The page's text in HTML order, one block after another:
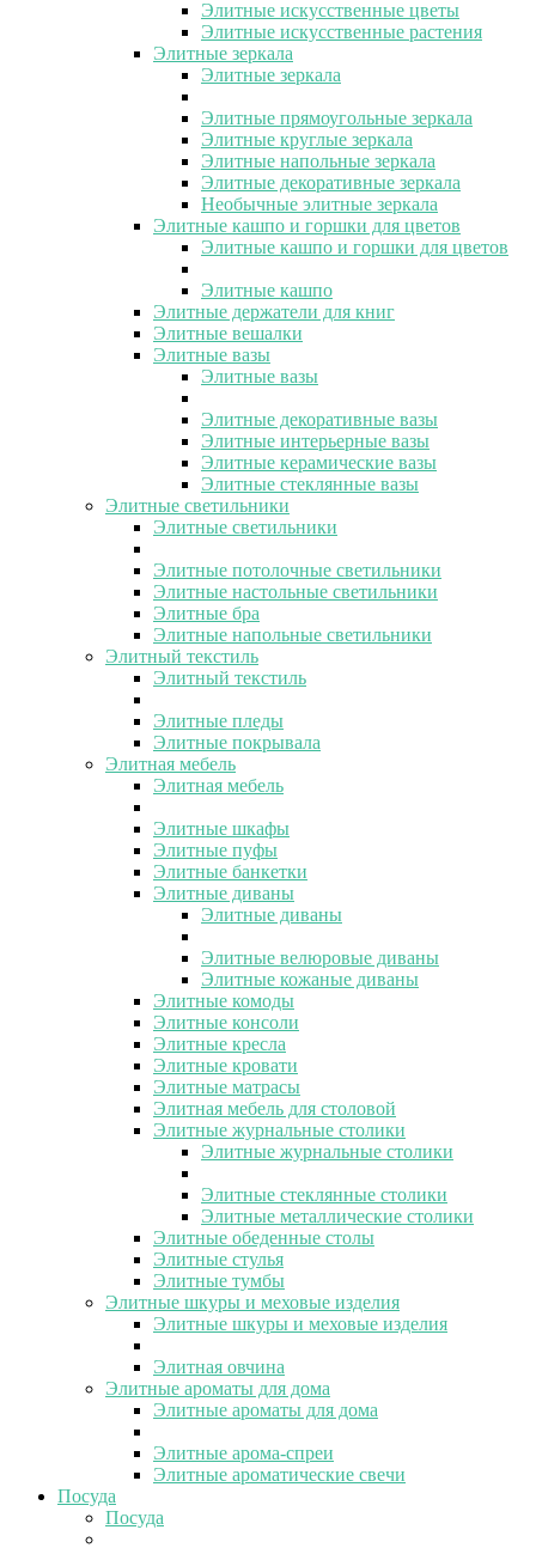
Элитные искусственные цветы
Элитные искусственные растения
Элитные зеркала
Элитные зеркала
Элитные прямоугольные зеркала
Элитные круглые зеркала
Элитные напольные зеркала
Элитные декоративные зеркала
Необычные элитные зеркала
Элитные кашпо и горшки для цветов
Элитные кашпо и горшки для цветов
Элитные кашпо
Элитные держатели для книг
Элитные вешалки
Элитные вазы
Элитные вазы
Элитные декоративные вазы
Элитные интерьерные вазы
Элитные керамические вазы
Элитные стеклянные вазы
Элитные светильники
Элитные светильники
Элитные потолочные светильники
Элитные настольные светильники
Элитные бра
Элитные напольные светильники
Элитный текстиль
Элитный текстиль
Элитные пледы
Элитные покрывала
Элитная мебель
Элитная мебель
Элитные шкафы
Элитные пуфы
Элитные банкетки
Элитные диваны
Элитные диваны
Элитные велюровые диваны
Элитные кожаные диваны
Элитные комоды
Элитные консоли
Элитные кресла
Элитные кровати
Элитные матрасы
Элитная мебель для столовой
Элитные журнальные столики
Элитные журнальные столики
Элитные стеклянные столики
Элитные металлические столики
Элитные обеденные столы
Элитные стулья
Элитные тумбы
Элитные шкуры и меховые изделия
Элитные шкуры и меховые изделия
Элитная овчина
Элитные ароматы для дома
Элитные ароматы для дома
Элитные арома-спреи
Элитные ароматические свечи
Посуда
Посуда